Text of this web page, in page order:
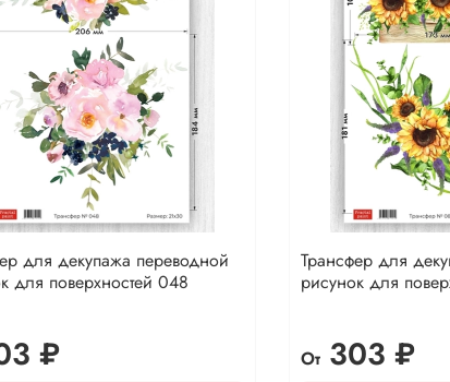
для декупажа переводной
для поверхностей 048
₽
Трансфер для
рисунок для
От303 ₽